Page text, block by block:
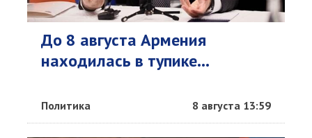
До 8 августа Армения
находилась в тупике...
Политика 8 августа 13:59